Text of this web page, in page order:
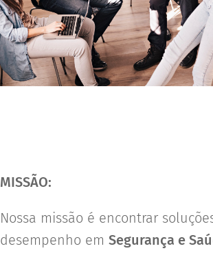
MISSÃO:
Nossa missão é encontrar
desempenho em Segurança e